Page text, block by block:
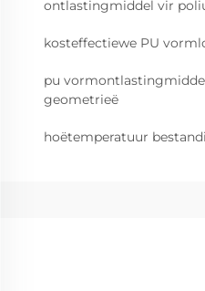
ontlastingmiddel vir
kosteffectiewe PU
pu
geometrieë
hoëtemperatuur